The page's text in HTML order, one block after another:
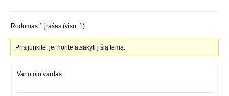
Rodomas 1 įrašas (viso: 1)
Prisijunkite, jei norite atsakyti į šią temą.
Vartotojo vardas: